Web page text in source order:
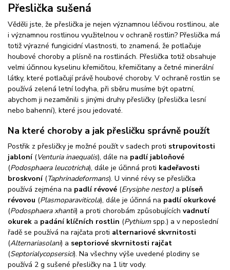
Přeslička sušená
Věděli jste, že přeslička je nejen významnou léčivou rostlinou, ale
i významnou rostlinou využitelnou v ochraně rostlin? Přeslička má
totiž výrazné fungicidní vlastnosti, to znamená, že potlačuje
houbové choroby a plísně na rostlinách. Přeslička totiž obsahuje
velmi účinnou kyselinu křemičitou, křemičitany a četné minerální
látky, které potlačují právě houbové choroby. V ochraně rostlin se
používá zelená letní lodyha, při sběru musíme být opatrní,
abychom ji nezaměnili s jinými druhy přesličky (přeslička lesní
nebo bahenní), které jsou jedovaté.
Na které choroby a jak přesličku správně použít
Postřik z přesličky je možné použít v sadech proti strupovitosti
jabloní(Venturia inaequalis), dále na padlí jabloňové
(Podosphaera leucotricha), dále je účinná proti kadeřavosti
broskvoní(Taphrinadeformans). U vinné révy se přeslička
používá zejména na padlí révové (Erysiphe nestor)a plíseň
révovou (Plasmoparaviticola), dále je účinná na padlí okurkové
(Podosphaera xhantii) a proti chorobám způsobujících vadnutí
okurek a padání klíčních rostlin (Pythiumspp.) a v neposlední
řadě se používá na rajčata proti alternariové skvrnitosti
(Alternariasolani) a septoriové skvrnitosti rajčat
(Septorialycopsersici). Na všechny výše uvedené plodiny se
používá 2 g sušené přesličky na 1 litr vody.